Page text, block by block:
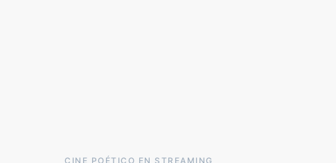
CINE POÉTICO EN STREAMING